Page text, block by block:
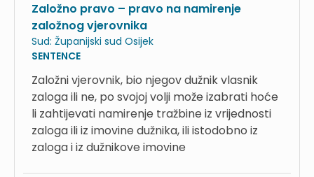
Založno pravo – pravo na namirenje
založnog vjerovnika
Sud: Županijski sud Osijek
SENTENCE
Založni vjerovnik, bio njegov dužnik vlasnik
zaloga ili ne, po svojoj volji može izabrati hoće
li zahtijevati namirenje tražbine iz vrijednosti
zaloga ili iz imovine dužnika, ili istodobno iz
zaloga i iz dužnikove imovine